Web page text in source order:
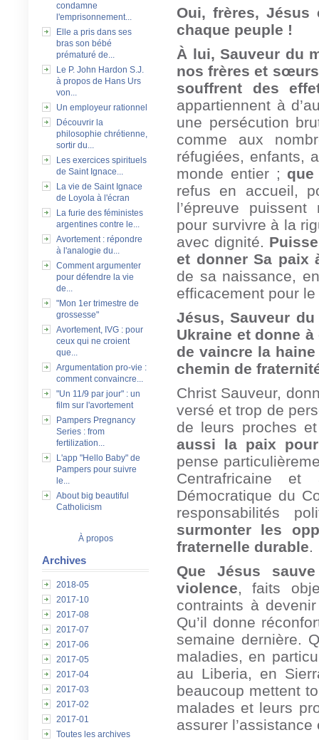
condamne
l'emprisonnement...
Elle a pris dans ses
bras son bébé
prématuré de...
Le P. John Hardon S.J.
à propos de Hans Urs
von...
Un employeur rationnel
Découvrir la
philosophie chrétienne,
sortir du...
Les exercices spirituels
de Saint Ignace...
La vie de Saint Ignace
de Loyola à l'écran
La furie des féministes
argentines contre le...
Avortement : répondre
à l'analogie du...
Comment argumenter
pour défendre la vie
de...
"Mon 1er trimestre de
grossesse"
Avortement, IVG : pour
ceux qui ne croient
que...
Argumentation pro-vie :
comment convaincre...
"Un 11/9 par jour" : un
film sur l'avortement
Pampers Pregnancy
Series : from
fertilization...
L'app "Hello Baby" de
Pampers pour suivre
le...
About big beautiful
Catholicism
À propos
Archives
2018-05
2017-10
2017-08
2017-07
2017-06
2017-05
2017-04
2017-03
2017-02
2017-01
Toutes les archives
Oui, frères,
chaque peuple !
À lui, Sauveur du
nos frères et
souffrent des
appartiennent à
une persécution
comme aux
réfugiées, enfants,
monde entier ;
refus en accueil,
l’épreuve
pour survivre à la
avec dignité.
et donner Sa paix
de sa naissance,
efficacement pour
Jésus, Sauveur
Ukraine et donne
de vaincre la
chemin de
Christ Sauveur,
versé et trop de
de leurs proches
aussi la paix
pense
Centrafricaine
Démocratique du
responsabilités
surmonter les
fraternelle durable.
Que Jésus
violence, faits
contraints à
Qu’il donne
semaine dernière.
maladies, en
au Liberia, en
beaucoup mettent
malades et leurs
assurer